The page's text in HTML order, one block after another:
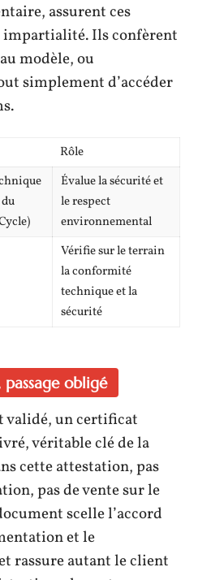
assurent ces
impartialité. Ils confèrent
modèle, ou
simplement d’accéder
Rôle
Évalue la sécurité et
le respect
environnemental
Vérifie sur le terrain
la conformité
technique et la
sécurité
obligé
validé, un certificat
véritable clé de la
cette attestation, pas
pas de vente sur le
scelle l’accord
et le
rassure autant le client